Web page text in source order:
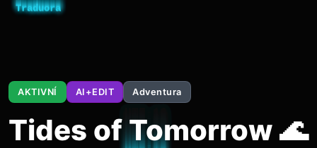
AKTIVNÍ AI+EDIT Adventura
Tides of Tomorrow 🌊